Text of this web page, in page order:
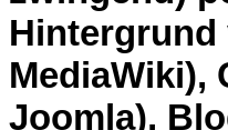
Hintergrund
MediaWiki),
Joomla),